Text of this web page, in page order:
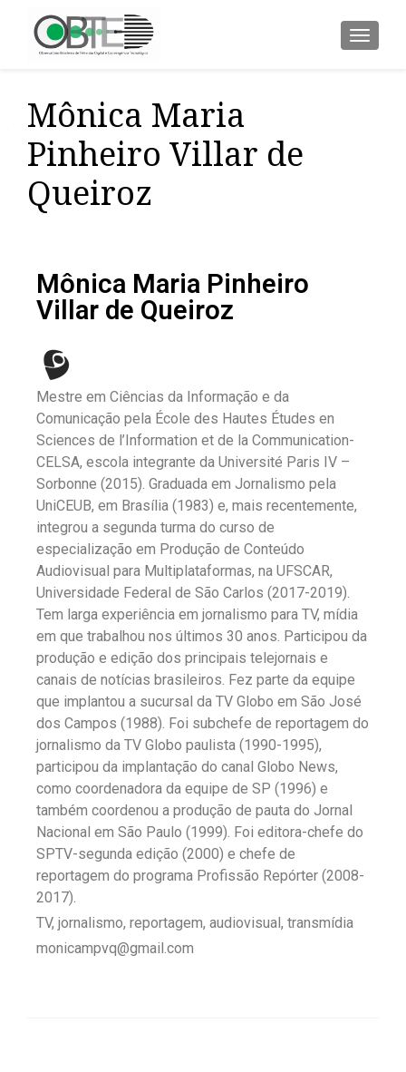
Mônica Maria
Pinheiro Villar de
Queiroz
Mônica Maria Pinheiro
Villar de Queiroz
Mestre em Ciências da Informação e da
Comunicação pela École des Hautes Études en
Sciences de l’Information et de la Communication-
CELSA, escola integrante da Université Paris IV –
Sorbonne (2015). Graduada em Jornalismo pela
UniCEUB, em Brasília (1983) e, mais recentemente,
integrou a segunda turma do curso de
especialização em Produção de Conteúdo
Audiovisual para Multiplataformas, na UFSCAR,
Universidade Federal de São Carlos (2017-2019).
Tem larga experiência em jornalismo para TV, mídia
em que trabalhou nos últimos 30 anos. Participou da
produção e edição dos principais telejornais e
canais de notícias brasileiros. Fez parte da equipe
que implantou a sucursal da TV Globo em São José
dos Campos (1988). Foi subchefe de reportagem do
jornalismo da TV Globo paulista (1990-1995),
participou da implantação do canal Globo News,
como coordenadora da equipe de SP (1996) e
também coordenou a produção de pauta do Jornal
Nacional em São Paulo (1999). Foi editora-chefe do
SPTV-segunda edição (2000) e chefe de
reportagem do programa Profissão Repórter (2008-
2017).
TV, jornalismo, reportagem, audiovisual, transmídia
monicampvq@gmail.com